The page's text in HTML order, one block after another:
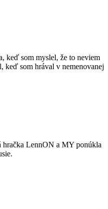
keď som myslel, že to neviem
keď som hrával v nemenovanej
hračka LennON a MY ponúkla